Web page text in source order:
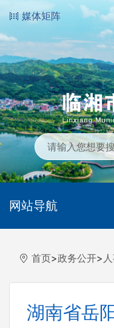
媒体矩阵
网站导航
首页>政务公开>
湖南省岳